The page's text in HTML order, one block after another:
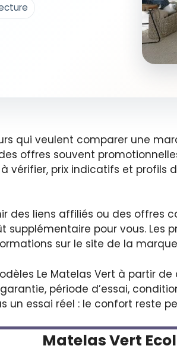
qui veulent comparer une
offres souvent
vérifier, prix indicatifs et
liens affiliés ou des offres
pour vous. Les
sur le site de la
Le Matelas Vert à partir
période d’essai,
un essai réel : le confort reste
Matelas Vert